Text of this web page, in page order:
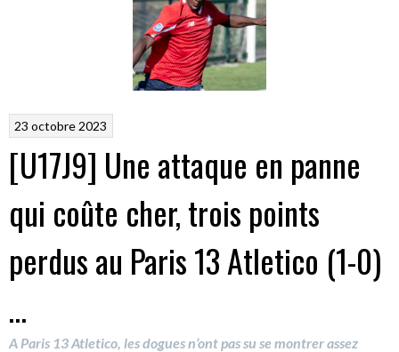
23 octobre 2023
[U17J9] Une attaque en panne
qui coûte cher, trois points
perdus au Paris 13 Atletico (1-0)
…
A Paris 13 Atletico, les dogues n’ont pas su se montrer assez